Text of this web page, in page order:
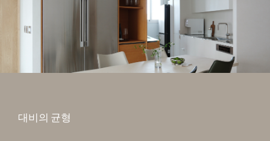
대비의 균형